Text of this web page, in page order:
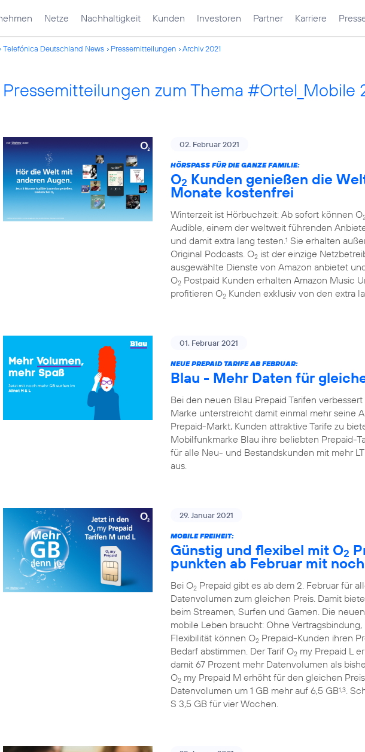
Netze Nachhaltigkeit Kunden Investoren Partner Karriere
Telefónica Deutschland News Pressemitteilungen Archiv 2021
Pressemitteilungen zum Thema #Ortel_Mobile
02. Februar 2021
HÖRSPASS FÜR DIE GANZE FAMILIE:
O2 Kunden genießen die
Monate kostenfrei
Winterzeit ist Hörbuchzeit: Ab sofort können O
Audible, einem der weltweit führenden
und damit extra lang testen.1 Sie erhalten
Original Podcasts. O2 ist der einzige
ausgewählte Dienste von Amazon anbietet
O2 Postpaid Kunden erhalten Amazon Music
profitieren O2 Kunden exklusiv von den extra
01. Februar 2021
NEUE PREPAID TARIFE AB FEBRUAR:
Blau - Mehr Daten für
Bei den neuen Blau Prepaid Tarifen
Marke unterstreicht damit einmal mehr seine
Prepaid-Markt, Kunden attraktive Tarife zu
Mobilfunkmarke Blau ihre beliebten Prepaid-
für alle Neu- und Bestandskunden mit mehr
aus.
29. Januar 2021
MOBILE FREIHEIT:
Günstig und flexibel mit O2
punkten ab Februar mit
Bei O2 Prepaid gibt es ab dem 2. Februar für
Datenvolumen zum gleichen Preis. Damit
beim Streamen, Surfen und Gamen. Die
mobile Leben braucht: Ohne
Flexibilität können O2 Prepaid-Kunden ihren
Bedarf abstimmen. Der Tarif O2 my Prepaid L
damit 67 Prozent mehr Datenvolumen als
O2 my Prepaid M erhöht für den gleichen
Datenvolumen um 1 GB mehr auf 6,5 GB1,3.
S 3,5 GB für vier Wochen.